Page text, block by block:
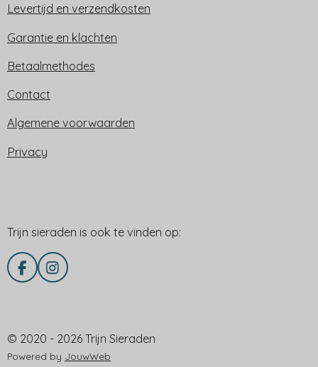
Levertijd en verzendkosten
Garantie en klachten
Betaalmethodes
Contact
Algemene voorwaarden
Privacy
Trijn sieraden is ook te vinden op:
F
a
o
o
I
n
g
r
© 2020 - 2026 Trijn Sieraden
Powered by JouwWeb